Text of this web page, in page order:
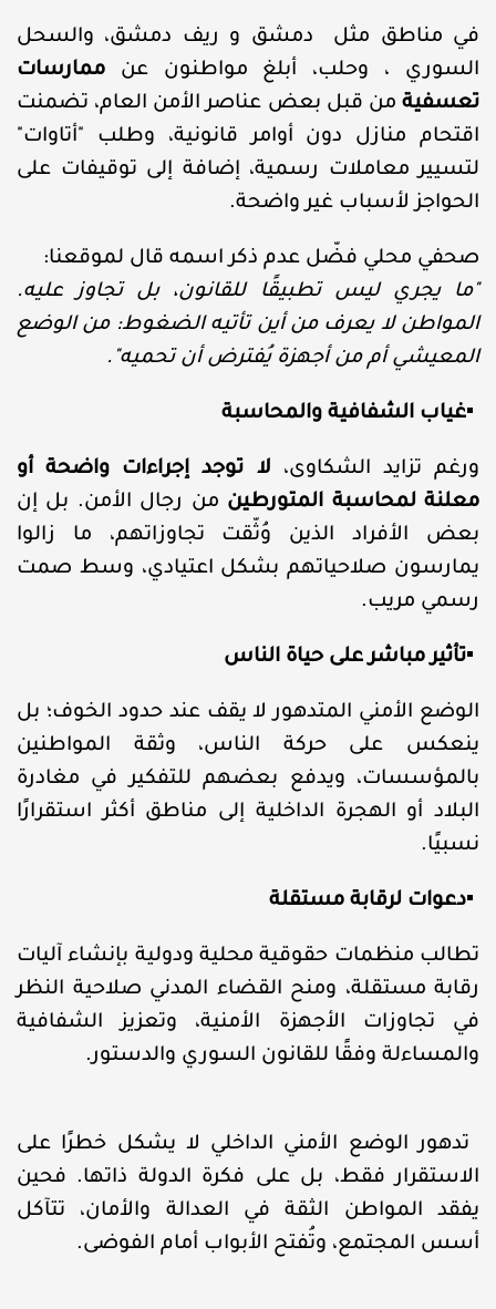
في مناطق مثل دمشق و ريف دمشق، والسحل
السوري ، وحلب، أبلغ مواطنون عن ممارسات
تعسفية من قبل بعض عناصر الأمن العام، تضمنت
اقتحام منازل دون أوامر قانونية، وطلب "أتاوات"
لتسيير معاملات رسمية، إضافة إلى توقيفات على
الحواجز لأسباب غير واضحة.
صحفي محلي فضّل عدم ذكر اسمه قال لموقعنا:
"ما يجري ليس تطبيقًا للقانون، بل تجاوز عليه.
المواطن لا يعرف من أين تأتيه الضغوط: من الوضع
المعيشي أم من أجهزة يُفترض أن تحميه."
▪️غياب الشفافية والمحاسبة
ورغم تزايد الشكاوى، لا توجد إجراءات واضحة أو
معلنة لمحاسبة المتورطين من رجال الأمن. بل إن
بعض الأفراد الذين وُثّقت تجاوزاتهم، ما زالوا
يمارسون صلاحياتهم بشكل اعتيادي، وسط صمت
رسمي مريب.
▪️تأثير مباشر على حياة الناس
الوضع الأمني المتدهور لا يقف عند حدود الخوف؛ بل
ينعكس على حركة الناس، وثقة المواطنين
بالمؤسسات، ويدفع بعضهم للتفكير في مغادرة
البلاد أو الهجرة الداخلية إلى مناطق أكثر استقرارًا
نسبيًا.
▪️دعوات لرقابة مستقلة
تطالب منظمات حقوقية محلية ودولية بإنشاء آليات
رقابة مستقلة، ومنح القضاء المدني صلاحية النظر
في تجاوزات الأجهزة الأمنية، وتعزيز الشفافية
والمساءلة وفقًا للقانون السوري والدستور .
تدهور الوضع الأمني الداخلي لا يشكل خطرًا على
الاستقرار فقط، بل على فكرة الدولة ذاتها. فحين
يفقد المواطن الثقة في العدالة والأمان، تتآكل
أسس المجتمع، وتُفتح الأبواب أمام الفوضى.